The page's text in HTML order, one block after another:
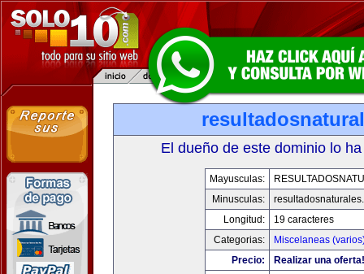
El dueño de este dominio lo
Mayusculas:
Minusculas:
Longitud:
19 caracteres
Categorias:
Miscelaneas
Precio:
Realizar una oferta!